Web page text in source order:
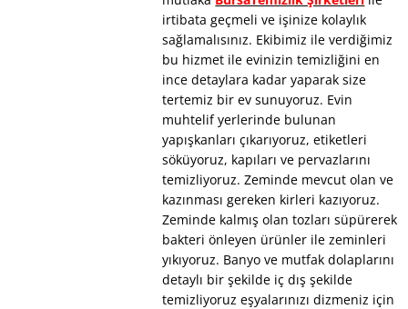
irtibata geçmeli ve işinize kolaylık
sağlamalısınız. Ekibimiz ile verdiğimiz
bu hizmet ile evinizin temizliğini en
ince detaylara kadar yaparak size
tertemiz bir ev sunuyoruz. Evin
muhtelif yerlerinde bulunan
yapışkanları çıkarıyoruz, etiketleri
söküyoruz, kapıları ve pervazlarını
temizliyoruz. Zeminde mevcut olan ve
kazınması gereken kirleri kazıyoruz.
Zeminde kalmış olan tozları süpürerek
bakteri önleyen ürünler ile zeminleri
yıkıyoruz. Banyo ve mutfak dolaplarını
detaylı bir şekilde iç dış şekilde
temizliyoruz eşyalarınızı dizmeniz için